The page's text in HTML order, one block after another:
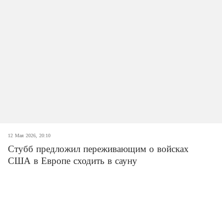
12 Мая 2026, 20:10
Стубб предложил переживающим о войсках
США в Европе сходить в сауну